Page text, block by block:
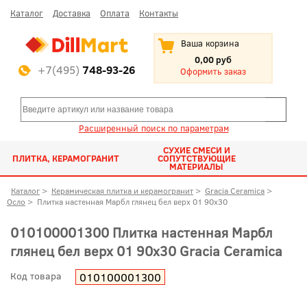
Каталог Доставка Оплата Контакты
+7(495) 748-93-26
Ваша корзина
0,00 руб
Оформить заказ
Расширенный поиск по параметрам
ПЛИТКА, КЕРАМОГРАНИТ
СУХИЕ СМЕСИ И
СОПУТСТВУЮЩИЕ
МАТЕРИАЛЫ
Каталог > Керамическая плитка и керамогранит > Gracia Ceramica >
Осло > Плитка настенная Марбл глянец бел верх 01 90x30
010100001300 Плитка настенная Марбл
глянец бел верх 01 90x30 Gracia Ceramica
Код товара 010100001300